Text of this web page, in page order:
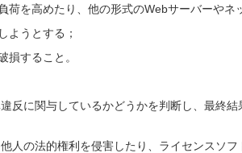
を高めたり、他の形式のWebサーバーやネ
ようとする；
損すること。
反に関与しているかどうかを判断し、最終
人の法的権利を侵害したり、ライセンスソ